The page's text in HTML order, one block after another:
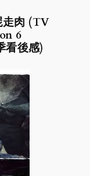
走肉 (TV
6
後感)